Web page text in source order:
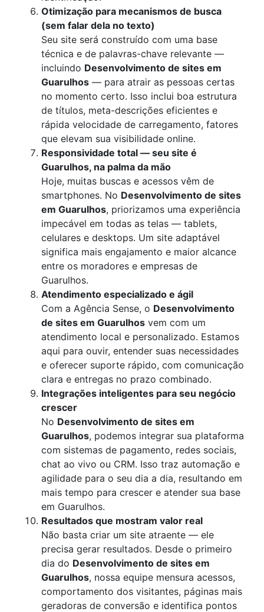
Otimização para mecanismos de busca
(sem falar dela no texto)
Seu site será construído com uma base
técnica e de palavras-chave relevante —
incluindo Desenvolvimento de sites em
Guarulhos — para atrair as pessoas certas
no momento certo. Isso inclui boa estrutura
de títulos, meta-descrições eficientes e
rápida velocidade de carregamento, fatores
que elevam sua visibilidade online.
Responsividade total — seu site é
Guarulhos, na palma da mão
Hoje, muitas buscas e acessos vêm de
smartphones. No Desenvolvimento de sites
em Guarulhos, priorizamos uma experiência
impecável em todas as telas — tablets,
celulares e desktops. Um site adaptável
significa mais engajamento e maior alcance
entre os moradores e empresas de
Guarulhos.
Atendimento especializado e ágil
Com a Agência Sense, o Desenvolvimento
de sites em Guarulhos vem com um
atendimento local e personalizado. Estamos
aqui para ouvir, entender suas necessidades
e oferecer suporte rápido, com comunicação
clara e entregas no prazo combinado.
Integrações inteligentes para seu negócio
crescer
No Desenvolvimento de sites em
Guarulhos, podemos integrar sua plataforma
com sistemas de pagamento, redes sociais,
chat ao vivo ou CRM. Isso traz automação e
agilidade para o seu dia a dia, resultando em
mais tempo para crescer e atender sua base
em Guarulhos.
Resultados que mostram valor real
Não basta criar um site atraente — ele
precisa gerar resultados. Desde o primeiro
dia do Desenvolvimento de sites em
Guarulhos, nossa equipe mensura acessos,
comportamento dos visitantes, páginas mais
geradoras de conversão e identifica pontos